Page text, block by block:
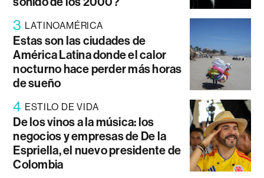
3 LATINOAMÉRICA
Estas son las ciudades de
América Latina donde el calor
nocturno hace perder más horas
de sueño
4 ESTILO DE VIDA
De los vinos a la música: los
negocios y empresas de De la
Espriella, el nuevo presidente de
Colombia